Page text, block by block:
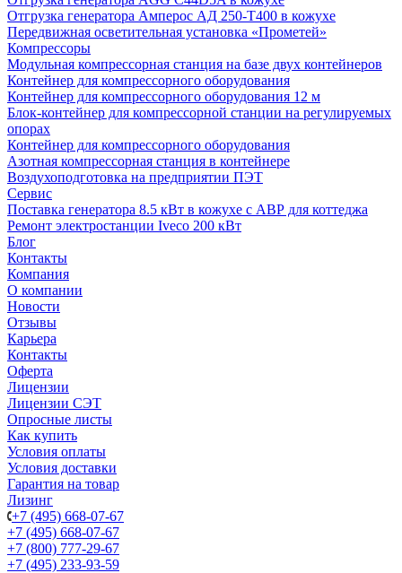
Отгрузка генератора Амперос АД 250-Т400 в кожухе
Передвижная осветительная установка «Прометей»
Компрессоры
Модульная компрессорная станция на базе двух контейнеров
Контейнер для компрессорного оборудования
Контейнер для компрессорного оборудования 12 м
Блок-контейнер для компрессорной станции на регулируемых
опорах
Контейнер для компрессорного оборудования
Азотная компрессорная станция в контейнере
Воздухоподготовка на предприятии ПЭТ
Сервис
Поставка генератора 8.5 кВт в кожухе с АВР для коттеджа
Ремонт электростанции Iveco 200 кВт
Блог
Контакты
Компания
О компании
Новости
Отзывы
Карьера
Контакты
Оферта
Лицензии
Лицензии СЭТ
Опросные листы
Как купить
Условия оплаты
Условия доставки
Гарантия на товар
Лизинг
+7 (495) 668-07-67
+7 (495) 668-07-67
+7 (800) 777-29-67
+7 (495) 233-93-59